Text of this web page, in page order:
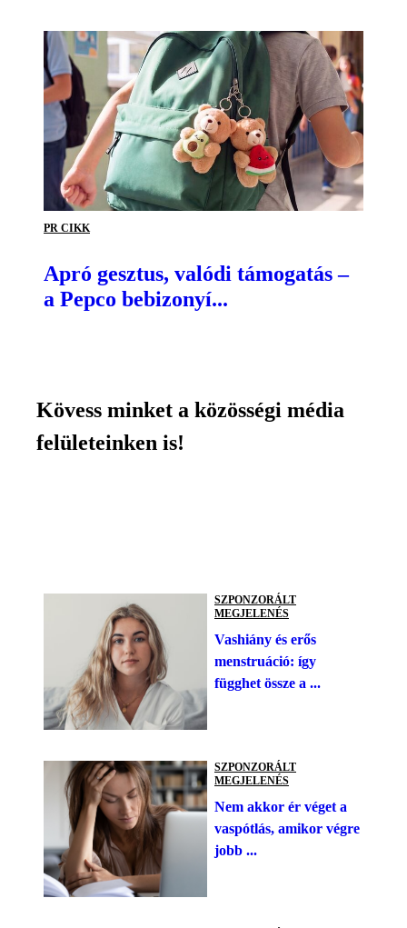
PR CIKK
Apró gesztus, valódi támogatás –
a Pepco bebizonyí...
Kövess minket a közösségi média
felületeinken is!
SZPONZORÁLT
MEGJELENÉS
Vashiány és erős
menstruáció: így
függhet össze a ...
SZPONZORÁLT
MEGJELENÉS
Nem akkor ér véget a
vaspótlás, amikor végre
jobb ...